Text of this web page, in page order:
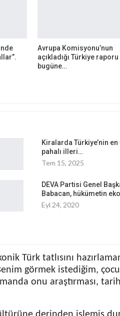
Avrupa Komisyonu’nun
açıkladığı Türkiye raporu
bugüne…
Kiralarda Türkiye’nin en
pahalı illeri…
Tem 15, 2025
DEVA Partisi Genel
Babacan, hükümetin
Eyl 24, 2020
Türk tatlısını
görmek istediğim,
onu araştırması,